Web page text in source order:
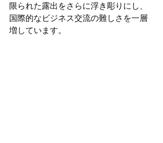
限られた露出をさらに浮き彫りにし、
国際的なビジネス交流の難しさを一層
増しています。